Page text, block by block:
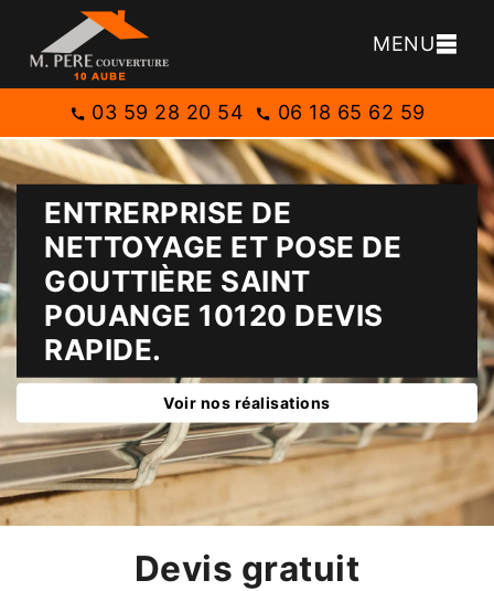
MENU
03 59 28 20 54 06 18 65 62 59
ENTRERPRISE DE
NETTOYAGE ET POSE DE
GOUTTIÈRE SAINT
POUANGE 10120 DEVIS
RAPIDE.
Voir nos réalisations
Devis gratuit